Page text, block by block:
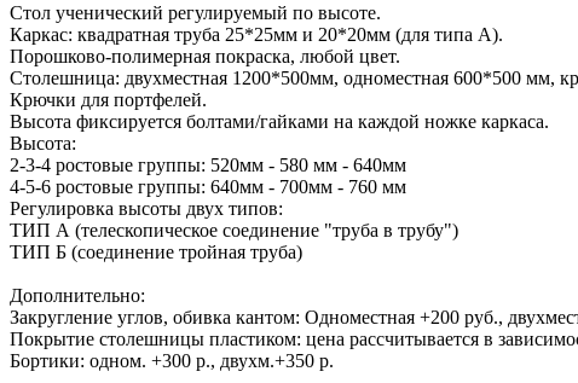
Стол ученический регулируемый по высоте.
Каркас: квадратная труба 25*25мм и 20*20мм (для типа А).
Порошково-полимерная покраска, любой цвет.
Столешница: двухместная 1200*500мм, одноместная 600*500
Крючки для портфелей.
Высота фиксируется болтами/гайками на каждой ножке каркаса.
Высота:
2-3-4 ростовые группы: 520мм - 580 мм - 640мм
4-5-6 ростовые группы: 640мм - 700мм - 760 мм
Регулировка высоты двух типов:
ТИП А (телескопическое соединение "труба в трубу")
ТИП Б (соединение тройная труба)
Дополнительно:
Закругление углов, обивка кантом: Одноместная +200 руб.,
Покрытие столешницы пластиком: цена рассчитывается в
Бортики: одном. +300 р., двухм.+350 р.